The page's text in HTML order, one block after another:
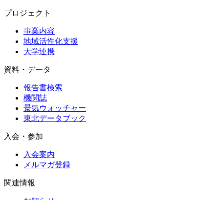
プロジェクト
事業内容
地域活性化支援
大学連携
資料・データ
報告書検索
機関誌
景気ウォッチャー
東北データブック
入会・参加
入会案内
メルマガ登録
関連情報